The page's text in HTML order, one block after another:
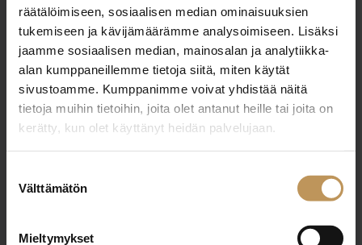
räätälöimiseen, sosiaalisen median ominaisuuksien
tukemiseen ja kävijämäärämme analysoimiseen. Lisäksi
jaamme sosiaalisen median, mainosalan ja analytiikka-
alan kumppaneillemme tietoja siitä, miten käytät
sivustoamme. Kumppanimme voivat yhdistää näitä
tietoja muihin tietoihin, joita olet antanut heille tai joita on
kerätty, kun olet käyttänyt heidän palvelujaan.
valinta
Välttämätön
Mieltymykset
"*" näyttää pakolliset kentät
Aihe
Nimi*
Sähköposti